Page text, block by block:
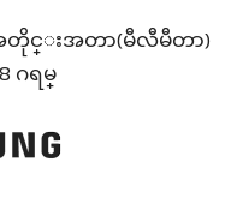
အတိုင္းအတာ(မီလီမီတာ)
ဂရမ္